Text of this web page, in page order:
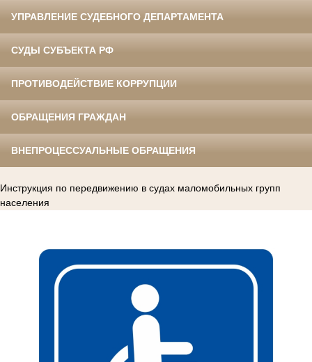
УПРАВЛЕНИЕ СУДЕБНОГО ДЕПАРТАМЕНТА
СУДЫ СУБЪЕКТА РФ
ПРОТИВОДЕЙСТВИЕ КОРРУПЦИИ
ОБРАЩЕНИЯ ГРАЖДАН
ВНЕПРОЦЕССУАЛЬНЫЕ ОБРАЩЕНИЯ
Инструкция по передвижению в судах маломобильных групп
населения